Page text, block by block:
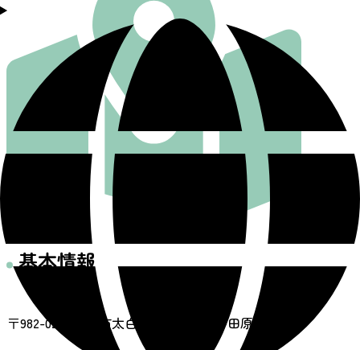
基本情報
〒982-0241 仙台市太白区秋保町湯元寺田原45-8